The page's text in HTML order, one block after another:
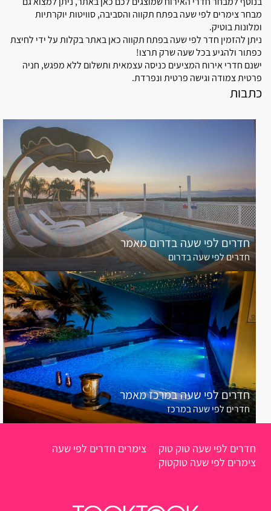
אביעזר
אבירים
אבן יצחק
אור עקיבא
אזור
בית העמק
מבחר צימרים לפי שעה בפתח תקווה והסביבה, סוויטות יוקרתיות
ומלונות בוטיק.
ניתן להזמין חדר לפי שעה בפתח תקווה כאן באתר בקלות על ידי לחיצת
כפתור ולהגיע בכל שעה שרק תרצו!
ישנם חדרי אירוח המציעים כניסה עצמאית ותשלום ללא מפגש, חניה
פרטית צמודה וגישה פרטית ונפרדת.
כתבות
חדרים לפי שעה בדרום מאמר
חדרים לפי שעה בדרום
חדרים לפי שעה במרכז מאמר
חדרים לפי שעה במרכז
חדרים לפי שעה טוק טוק
צימרים חדרים לפי שעה
צימרים לפי שעה טוקטוק